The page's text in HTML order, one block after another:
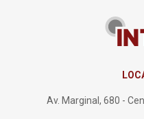
Av. Marginal, 680 -